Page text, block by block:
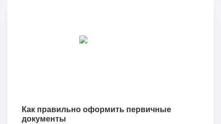
Как правильно оформить первичные
документы